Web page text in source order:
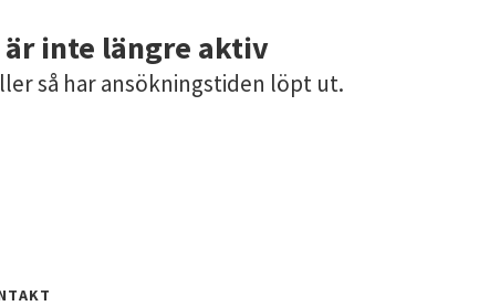
är inte längre aktiv
så har ansökningstiden löpt ut.